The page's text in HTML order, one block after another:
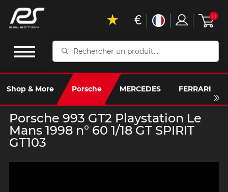
Rechercher
produit...
Shop & More Porsche MERCEDES FERRARI
€ 0
Porsche 993 GT2 Playstation Le
Mans 1998 n° 60 1/18 GT SPIRIT
GT103